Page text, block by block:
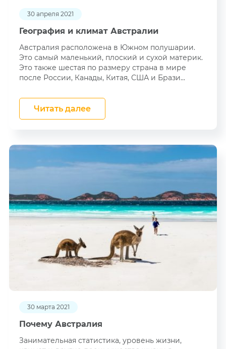
30 апреля 2021
География и климат Австралии
Австралия расположена в Южном полушарии.
Это самый маленький, плоский и сухой материк.
Это также шестая по размеру страна в мире
после России, Канады, Китая, США и Брази...
Читать далее
30 марта 2021
Почему Австралия
Занимательная статистика, уровень жизни,